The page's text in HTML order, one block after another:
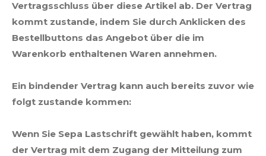
Vertragsschluss über diese Artikel ab. Der Vertrag
kommt zustande, indem Sie durch Anklicken des
Bestellbuttons das Angebot über die im
Warenkorb enthaltenen Waren annehmen.
Ein bindender Vertrag kann auch bereits zuvor wie
folgt zustande kommen:
Wenn Sie Sepa Lastschrift gewählt haben, kommt
der Vertrag mit dem Zugang der Mitteilung zum